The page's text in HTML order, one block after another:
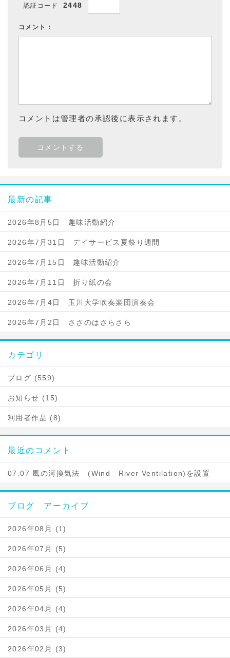
認証コード 2448
コメント：
コメントは管理者の承認後に表示されます。
最新の記事
2026年8月5日 趣味活動紹介
2026年7月31日 デイサービス夏祭り週間
2026年7月15日 趣味活動紹介
2026年7月11日 折り紙の会
2026年7月4日 玉川大学吹奏楽団演奏会
2026年7月2日 ささのはさらさら
カテゴリ
ブログ (559)
お知らせ (15)
利用者作品 (8)
最近のコメント
07.07 風の河換気法 (Wind River Ventilation)を設置
ブログ アーカイブ
2026年08月 (1)
2026年07月 (5)
2026年06月 (4)
2026年05月 (5)
2026年04月 (4)
2026年03月 (4)
2026年02月 (3)